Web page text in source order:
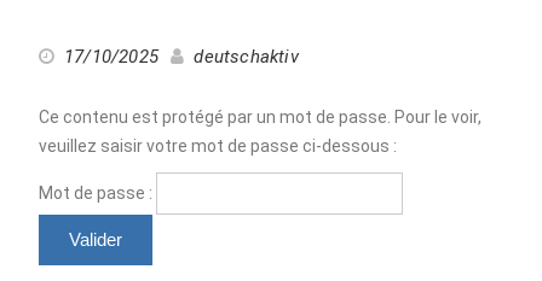
17/10/2025 deutschaktiv
Ce contenu est protégé par un mot de passe. Pour le voir,
veuillez saisir votre mot de passe ci-dessous :
Mot de passe :